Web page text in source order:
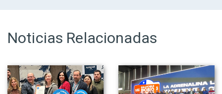
Noticias Relacionadas